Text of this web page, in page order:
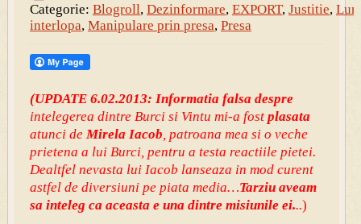
Categorie: Blogroll, Dezinformare, EXPORT, Justitie,
interlopa, Manipulare prin presa, Presa
(UPDATE 6.02.2013: Informatia falsa despre
intelegerea dintre Burci si Vintu mi-a fostplasata
atunci de Mirela Iacob , patroana mea si o veche
prietena a lui Burci, pentru a testa reactiile pietei.
Dealtfel nevasta lui Iacob lanseaza in mod curent
astfel de diversiuni pe piata media…Tarziu aveam
sa inteleg ca aceasta e una dintre misiunile ei...)